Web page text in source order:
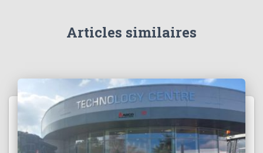
Articles similaires